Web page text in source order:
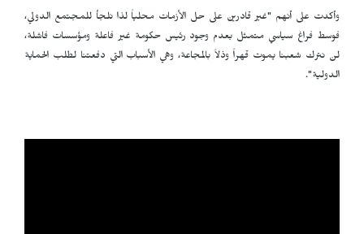
وأكدت على أنهم "غير قادرين على حل الأزمات محلياً لذا نلجأ للمجتمع الدولي،
فوسط فراغ سياسي متمثل بعدم وجود رئيس حكومة غير فاعلة ومؤسسات فاشلة،
لن نترك شعبنا يموت قهراً وذلاً بالمجاعة، وهي الأسباب التي دفعتنا لطلب الحماية
الدولية".